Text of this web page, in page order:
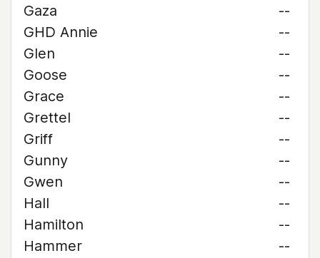
Gaza
--
GHD Annie
--
Glen
--
Goose
--
Grace
--
Grettel
--
Griff
--
Gunny
--
Gwen
--
Hall
--
Hamilton
--
Hammer
--